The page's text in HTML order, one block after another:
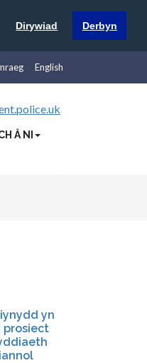
Dirywiad Derbyn
English
Â NI
yn
prosiect